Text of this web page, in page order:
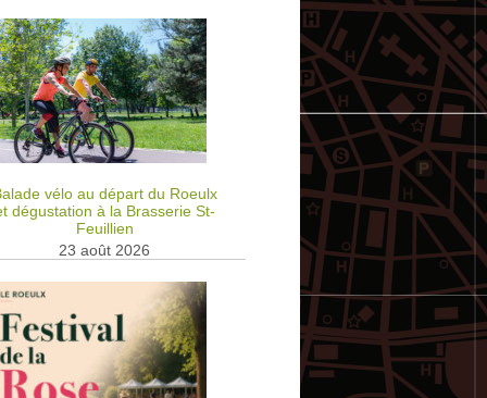
vélo au départ du Roeulx
dégustation à la Brasserie St-
Feuillien
23 août 2026